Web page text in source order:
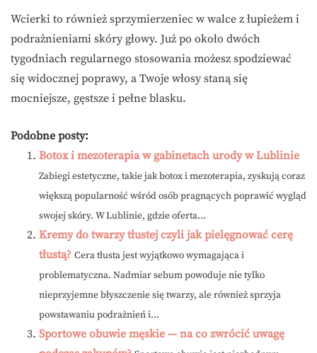
Wcierki to również sprzymierzeniec w walce z łupieżem i
podrażnieniami skóry głowy. Już po około dwóch
tygodniach regularnego stosowania możesz spodziewać
się widocznej poprawy, a Twoje włosy staną się
mocniejsze, gęstsze i pełne blasku.
Podobne posty:
Botox i mezoterapia w gabinetach urody w Lublinie
Zabiegi estetyczne, takie jak botox i mezoterapia, zyskują coraz
większą popularność wśród osób pragnących poprawić wygląd
swojej skóry. W Lublinie, gdzie oferta...
Kremy do twarzy tłustej czyli jak pielęgnować cerę
tłustą? Cera tłusta jest wyjątkowo wymagająca i
problematyczna. Nadmiar sebum powoduje nie tylko
nieprzyjemne błyszczenie się twarzy, ale również sprzyja
powstawaniu podrażnień i...
Sportowe obuwie męskie — na co zwrócić uwagę